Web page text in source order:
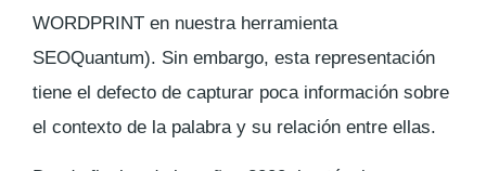
WORDPRINT en nuestra herramienta
SEOQuantum). Sin embargo, esta representación
tiene el defecto de capturar poca información sobre
el contexto de la palabra y su relación entre ellas.